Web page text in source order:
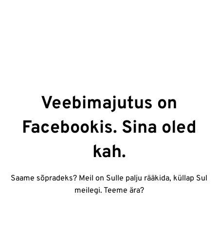
Veebimajutus on
Facebookis. Sina oled
kah.
Saame sõpradeks? Meil on Sulle palju rääkida, küllap Sul
meilegi. Teeme ära?